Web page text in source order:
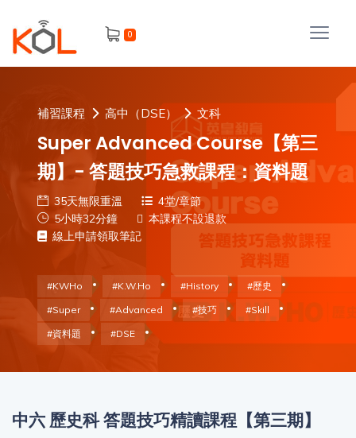
0
進
階
搜
考
我
補習課程 高中（DSE） 文科
Super Advanced Course【第三
期】- 答題技巧急救課程：資料題
35天無限重溫
4堂/章節
5小時32分鐘
本課程不設退款
線上申請領取筆記
#KWHo #K.W.Ho #History
#歷史
#Super
#Advanced #技巧
#Skill
#資料題
#DSE
中六 歷史科 答題技巧精讀課程【第三期】